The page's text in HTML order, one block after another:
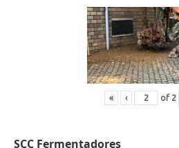
« ‹ of 2
SCC Fermentadores